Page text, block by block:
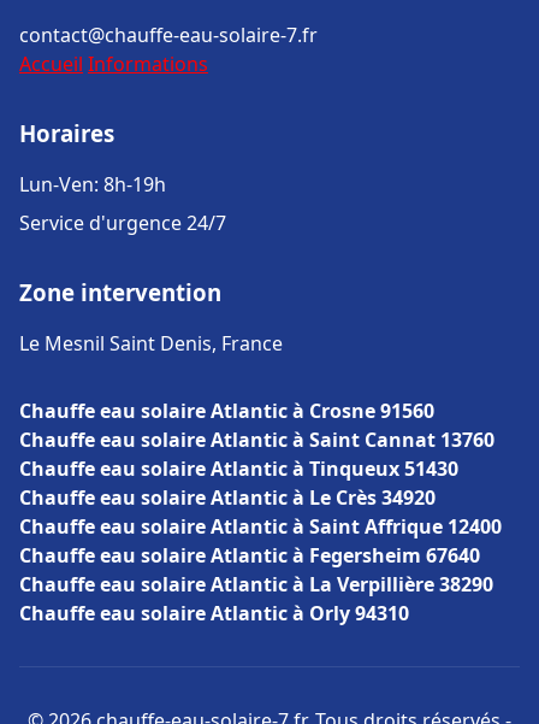
contact@chauffe-eau-solaire-7.fr
Accueil Informations
Horaires
Lun-Ven: 8h-19h
Service d'urgence 24/7
Zone intervention
Le Mesnil Saint Denis, France
Chauffe eau solaire Atlantic à Crosne 91560
Chauffe eau solaire Atlantic à Saint Cannat 13760
Chauffe eau solaire Atlantic à Tinqueux 51430
Chauffe eau solaire Atlantic à Le Crès 34920
Chauffe eau solaire Atlantic à Saint Affrique 12400
Chauffe eau solaire Atlantic à Fegersheim 67640
Chauffe eau solaire Atlantic à La Verpillière 38290
Chauffe eau solaire Atlantic à Orly 94310